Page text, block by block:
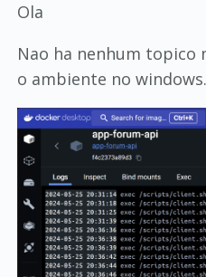
Ola
Nao ha nenhum topico
o ambiente no windows.